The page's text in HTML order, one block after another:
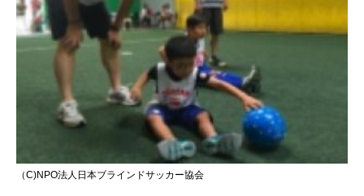
（C)NPO法人日本ブラインドサッカー協会